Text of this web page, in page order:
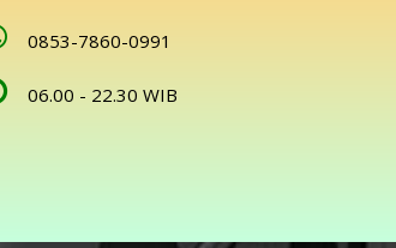
0853-7860-0991
06.00 - 22.30 WIB